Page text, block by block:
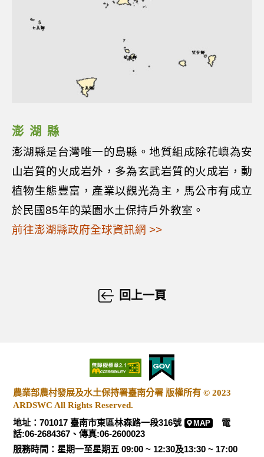
澎湖縣
澎湖縣是台灣唯一的島縣。地質組成除花嶼為安
山岩質的火成岩外，多為玄武岩質的火成岩，動
植物生態豐富，產業以觀光為主，馬公市有成立
於民國85年的菜園水土保持戶外教室。
前往澎湖縣政府全球資訊網 >>
回上一頁
農業部農村發展及水土保持署臺南分署 版權所有 © 2023
ARDSWC All Rights Reserved.
地址：701017 臺南市東區林森路一段316號 MAP
電
話:06-2684367、傳真:06-2600023
服務時間：星期一至星期五 09:00 ~ 12:30及13:30 ~ 17:00